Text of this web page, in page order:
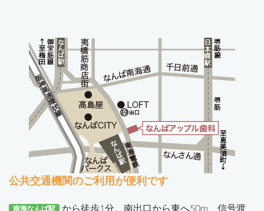
公共交通機関のご利用が便利です
南海なんば駅
から徒歩1分。南出口から東へ50m、信号渡